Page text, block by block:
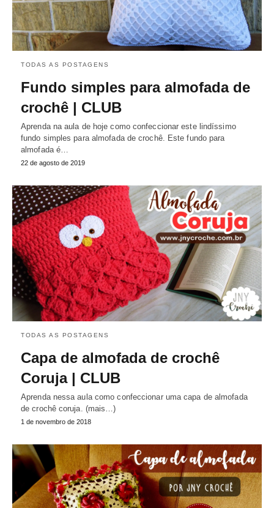
TODAS AS POSTAGENS
Fundo simples para almofada de
crochê | CLUB
Aprenda na aula de hoje como confeccionar este lindíssimo
fundo simples para almofada de crochê. Este fundo para
almofada é…
22 de agosto de 2019
TODAS AS POSTAGENS
Capa de almofada de crochê
Coruja | CLUB
Aprenda nessa aula como confeccionar uma capa de almofada
de crochê coruja. (mais…)
1 de novembro de 2018